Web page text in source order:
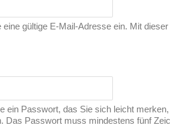
eine gültige E-Mail-Adresse ein. Mit
ein Passwort, das Sie sich leicht
Das Passwort muss mindestens fünf